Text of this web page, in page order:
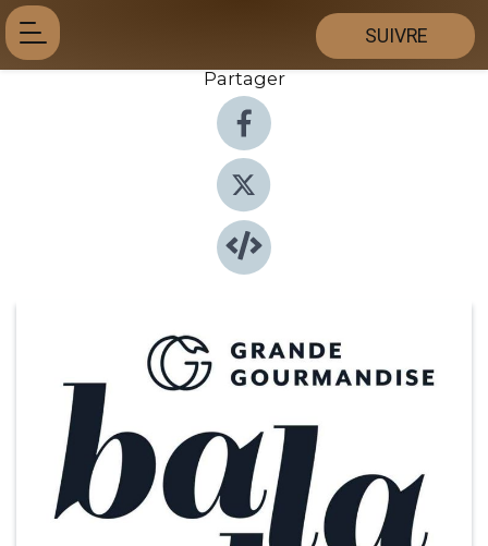
SUIVRE
Partager